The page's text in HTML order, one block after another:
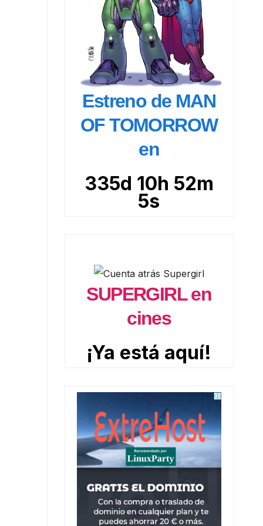
Estreno de MAN
OF TOMORROW
en
335d 10h 52m
4s
SUPERGIRL en
cines
¡Ya está aquí!